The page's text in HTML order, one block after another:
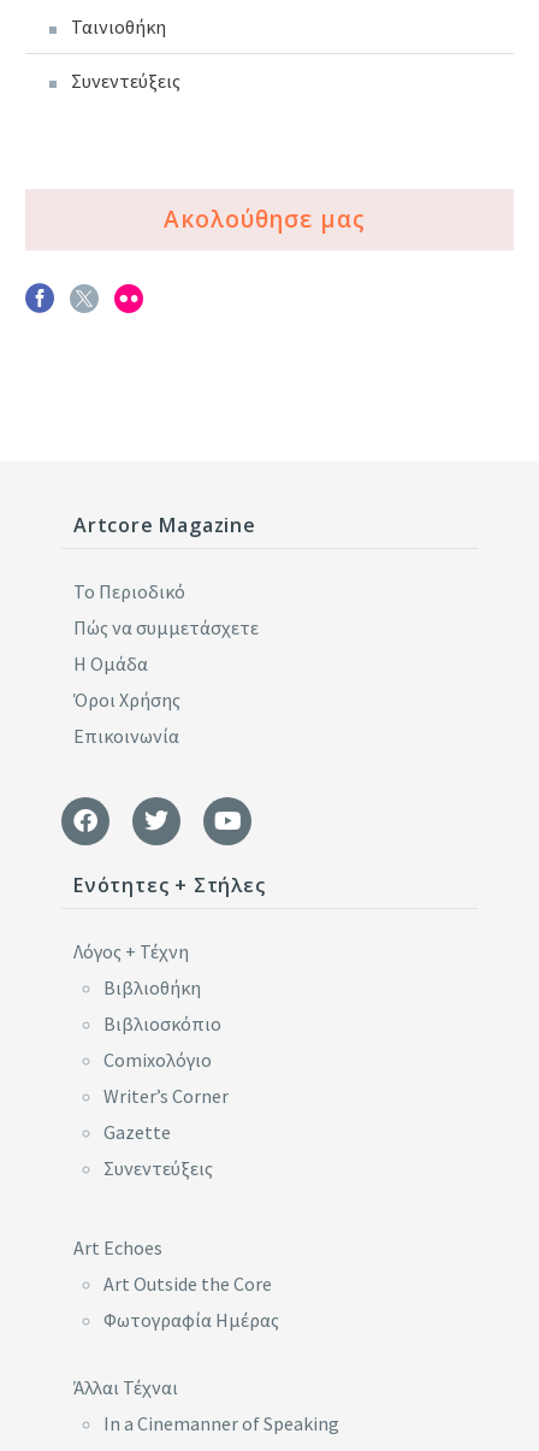
Ταινιοθήκη
Συνεντεύξεις
Ακολούθησε μας
Artcore Magazine
Το Περιοδικό
Πώς να συμμετάσχετε
Η Ομάδα
Όροι Χρήσης
Επικοινωνία
Ενότητες + Στήλες
Λόγος + Τέχνη
Βιβλιοθήκη
Βιβλιοσκόπιο
Comixoλόγιο
Writer’s Corner
Gazette
Συνεντεύξεις
Art Echoes
Art Outside the Core
Φωτογραφία Ημέρας
Άλλαι Τέχναι
In a Cinemanner of Speaking